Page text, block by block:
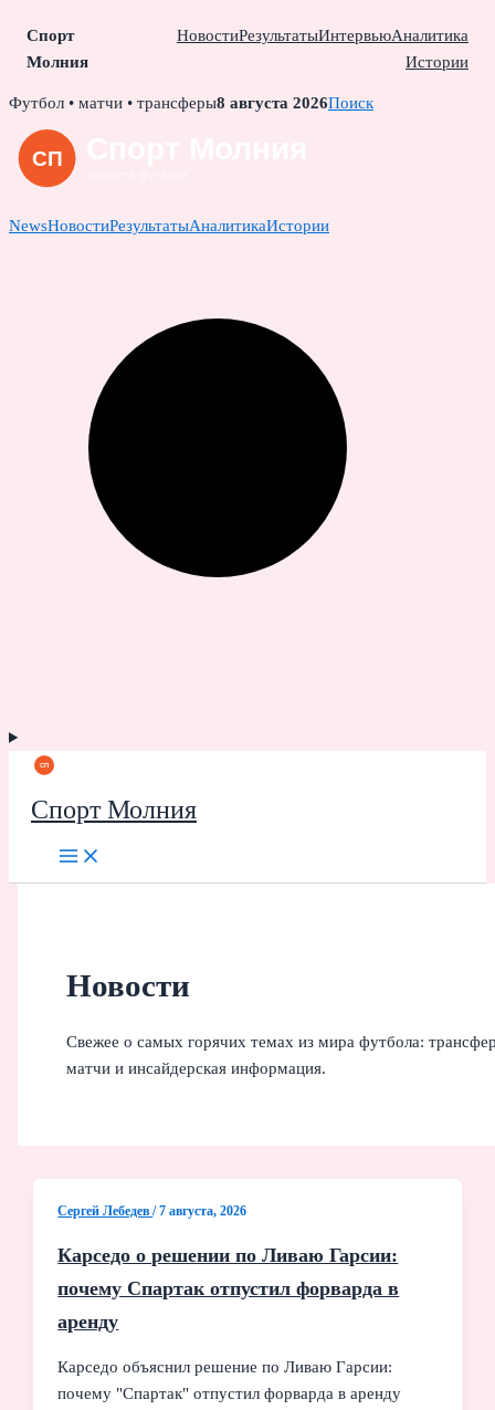
Спорт
Молния
НовостиРезультатыИнтервьюАналитика
Истории
Skip
content
Футбол • матчи • трансферы8 августа 2026Поиск
NewsНовостиРезультатыАналитикаИстории
Спорт Молния
Новости
Свежее о самых горячих темах из мира футбола:
матчи и инсайдерская информация.
Сергей Лебедев/7 августа, 2026
Карседо о решении по Ливаю Гарсии:
почему Спартак отпустил форварда в
аренду
Карседо объяснил решение по Ливаю Гарсии:
почему "Спартак" отпустил форварда в аренду